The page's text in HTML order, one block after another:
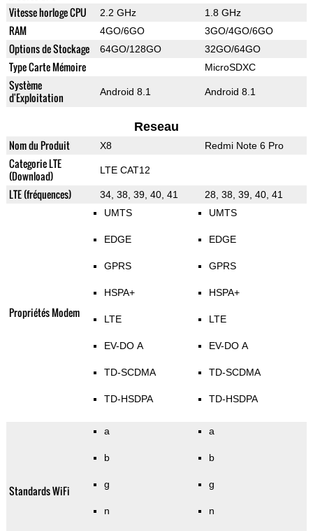
Vitesse horloge CPU 2.2 GHz 1.8 GHz
RAM 4GO/6GO 3GO/4GO/6GO
Options de Stockage 64GO/128GO 32GO/64GO
Type Carte Mémoire MicroSDXC
Système
d'Exploitation
Android 8.1 Android 8.1
Reseau
Nom du Produit X8 Redmi Note 6 Pro
Categorie LTE
(Download)
LTE CAT12
LTE (fréquences) 34, 38, 39, 40, 41 28, 38, 39, 40, 41
Propriétés Modem
UMTS
EDGE
GPRS
HSPA+
LTE
EV-DO A
TD-SCDMA
TD-HSDPA
UMTS
EDGE
GPRS
HSPA+
LTE
EV-DO A
TD-SCDMA
TD-HSDPA
Standards WiFi
a
b
g
n
a
b
g
n